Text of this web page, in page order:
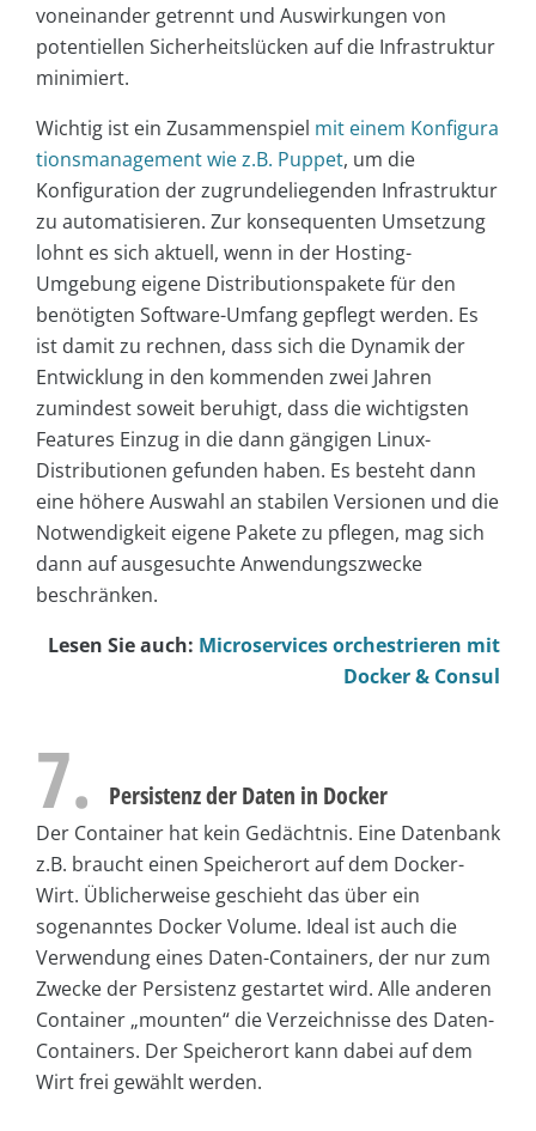
voneinander getrennt und Auswirkungen von
potentiellen Sicherheitslücken auf die Infrastruktur
minimiert.
Wichtig ist ein Zusammenspiel mit einem Konfigura
tionsmanagement wie z.B. Puppet, um die
Konfiguration der zugrundeliegenden Infrastruktur
zu automatisieren. Zur konsequenten Umsetzung
lohnt es sich aktuell, wenn in der Hosting-
Umgebung eigene Distributionspakete für den
benötigten Software-Umfang gepflegt werden. Es
ist damit zu rechnen, dass sich die Dynamik der
Entwicklung in den kommenden zwei Jahren
zumindest soweit beruhigt, dass die wichtigsten
Features Einzug in die dann gängigen Linux-
Distributionen gefunden haben. Es besteht dann
eine höhere Auswahl an stabilen Versionen und die
Notwendigkeit eigene Pakete zu pflegen, mag sich
dann auf ausgesuchte Anwendungszwecke
beschränken.
Lesen Sie auch: Microservices orchestrieren mit
Docker & Consul
7. Persistenz der Daten in Docker
Der Container hat kein Gedächtnis. Eine Datenbank
z.B. braucht einen Speicherort auf dem Docker-
Wirt. Üblicherweise geschieht das über ein
sogenanntes Docker Volume. Ideal ist auch die
Verwendung eines Daten-Containers, der nur zum
Zwecke der Persistenz gestartet wird. Alle anderen
Container „mounten“ die Verzeichnisse des Daten-
Containers. Der Speicherort kann dabei auf dem
Wirt frei gewählt werden.